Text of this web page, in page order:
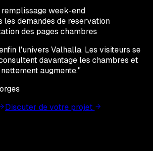
week-end
les demandes de reservation
des pages chambres
l'univers Valhalla. Les visiteurs se
davantage les chambres et
augmente."
Discuter de votre projet